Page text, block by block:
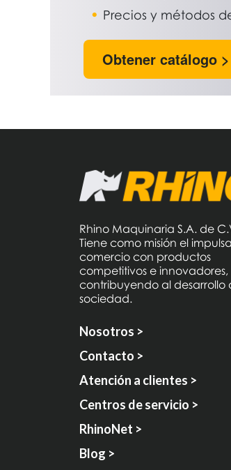
Precios y métodos
Obtener catálogo >
Rhino Maquinaria S.A. de
Tiene como misión el
comercio con productos
competitivos e innovadores,
contribuyendo al desarrollo
sociedad.
Nosotros >
Contacto >
Atención a clientes >
Centros de servicio >
RhinoNet >
Blog >